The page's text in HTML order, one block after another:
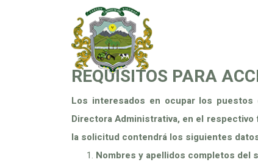
REQUISITOS PARA
Los interesados en ocupar los puestos
Directora Administrativa, en el
la solicitud contendrá los siguientes
Nombres y apellidos completos del